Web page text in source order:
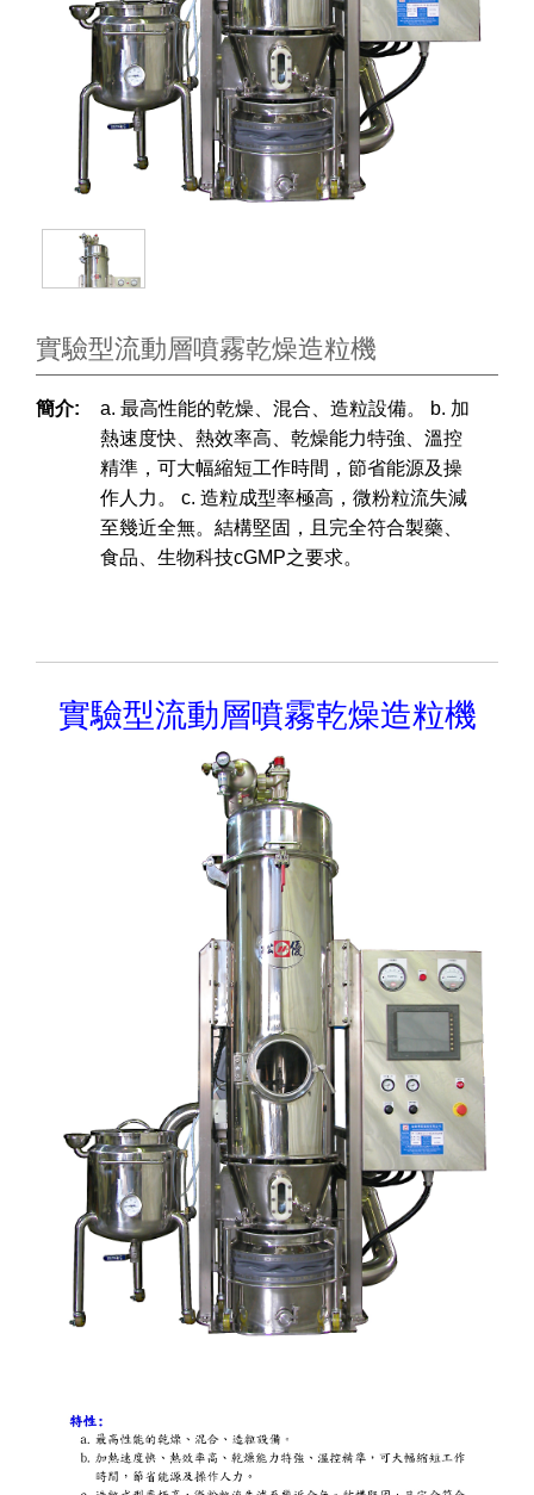
實驗型流動層噴霧乾燥造粒機
簡介:
a. 最高性能的乾燥、混合、造粒設備。 b. 加
熱速度快、熱效率高、乾燥能力特強、溫控
精準，可大幅縮短工作時間，節省能源及操
作人力。 c. 造粒成型率極高，微粉粒流失減
至幾近全無。結構堅固，且完全符合製藥、
食品、生物科技cGMP之要求。
實驗型流動層噴霧乾燥造粒機